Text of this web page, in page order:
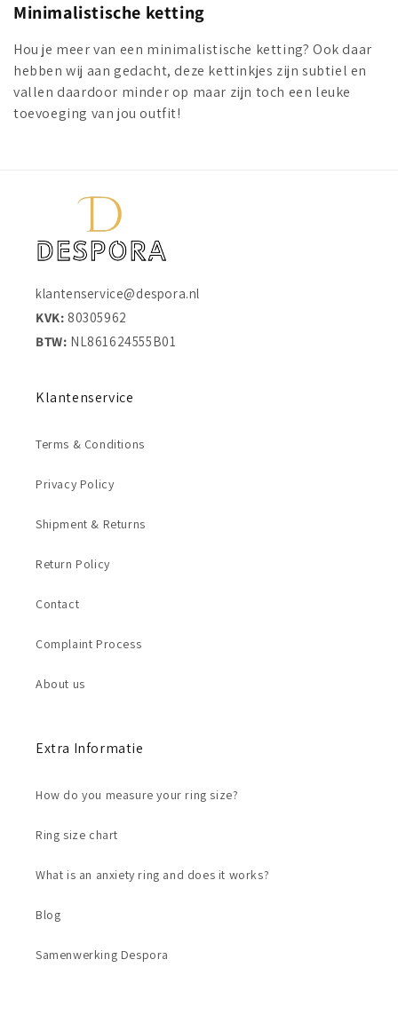
Minimalistische ketting
Hou je meer van een minimalistische ketting? Ook daar
hebben wij aan gedacht, deze kettinkjes zijn subtiel en
vallen daardoor minder op maar zijn toch een leuke
toevoeging van jou outfit!
klantenservice@despora.nl
KVK: 80305962
BTW: NL861624555B01
Klantenservice
Terms & Conditions
Privacy Policy
Shipment & Returns
Return Policy
Contact
Complaint Process
About us
Extra Informatie
How do you measure your ring size?
Ring size chart
What is an anxiety ring and does it works?
Blog
Samenwerking Despora